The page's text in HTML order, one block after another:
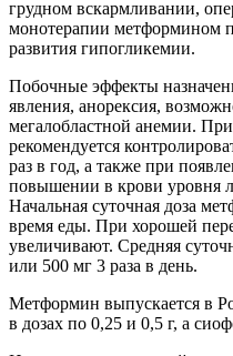
грудном вскармливании,
монотерапии метформином
развития гипогликемии.
Побочные эффекты
явления, анорексия,
мегалобластной анемии.
рекомендуется
раз в год, а также при
повышении в крови уровня
Начальная суточная доза
время еды. При хорошей
увеличивают. Средняя
или 500 мг 3 раза в день.
Метформин выпускается в
в дозах по 0,25 и 0,5 г, а